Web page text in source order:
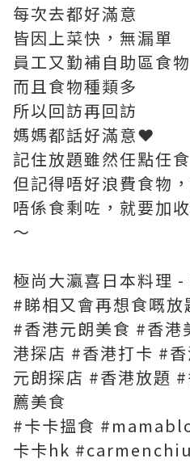
每次去都好滿意
皆因上菜快，無漏單
員工又勤補自助區食物
而且食物種類多
所以回訪再回訪
媽媽都話好滿意❤️
記住放題雖然任點任食
但記得唔好浪費食物
唔係食剩咗，就要加
～
極尚大瀛喜日本料理 -
#睇相又會再想食嘅放
#香港元朗美食 #香
港探店 #香港打卡 #
元朗探店 #香港放題
薦美食
#卡卡搵食
卡卡hk